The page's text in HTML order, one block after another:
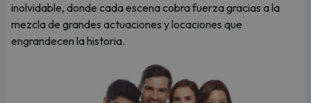
inolvidable, donde cada escena cobra fuerza gracias a la
mezcla de grandes actuaciones y locaciones que
engrandecen la historia.